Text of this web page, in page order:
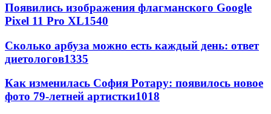
Появились изображения флагманского Google
Pixel 11 Pro XL1540
Сколько арбуза можно есть каждый день: ответ
диетологов1335
Как изменилась София Ротару: появилось новое
фото 79-летней артистки1018